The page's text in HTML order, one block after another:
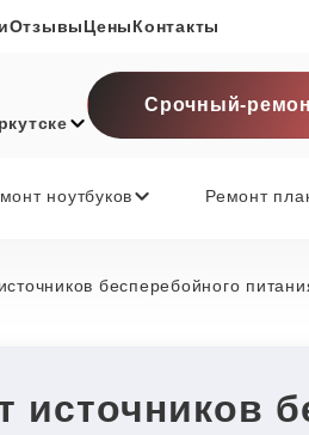
ОтзывыЦеныКонтакты
Срочный-
ноутбуков Ремонт
бесперебойного
источников